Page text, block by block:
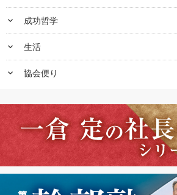
keyboard_arrow_down 成功哲学
keyboard_arrow_down 生活
keyboard_arrow_down 協会便り